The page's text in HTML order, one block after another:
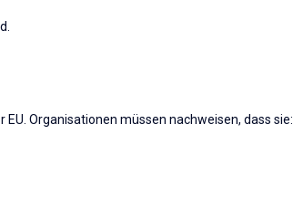
Organisationen müssen nachweisen, dass sie: